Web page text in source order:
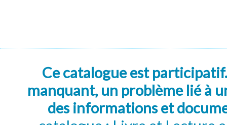
Ce catalogue est
manquant, un problème lié à
des informations et